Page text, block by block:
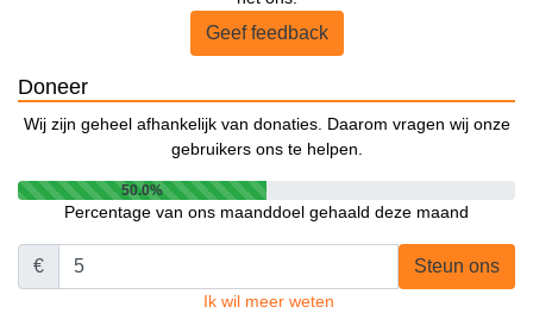
Geef feedback
Doneer
Wij zijn geheel afhankelijk van donaties. Daarom vragen wij onze
gebruikers ons te helpen.
50.0%
Percentage van ons maanddoel gehaald deze maand
€ Steun ons
Ik wil meer weten